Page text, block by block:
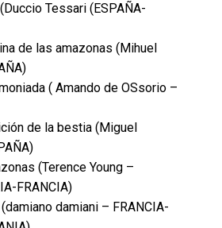
Tessari (ESPAÑA-
de las amazonas (Mihuel
( Amando de OSsorio –
de la bestia (Miguel
(Terence Young –
FRANCIA)
damiani – FRANCIA-